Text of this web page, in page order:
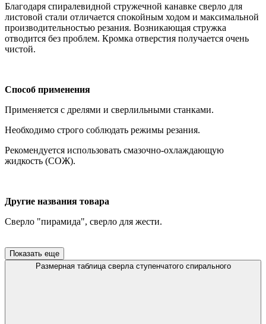
Благодаря спиралевидной стружечной канавке сверло для
листовой стали отличается спокойным ходом и максимальной
производительностью резания. Возникающая стружка
отводится без проблем. Кромка отверстия получается очень
чистой.
Способ применения
Применяется с дрелями и сверлильными станками.
Необходимо строго соблюдать режимы резания.
Рекомендуется использовать смазочно-охлаждающую
жидкость (СОЖ).
Другие названия товара
Cверло "пирамида", сверло для жести.
Показать еще
Размерная таблица сверла ступенчатого спирального